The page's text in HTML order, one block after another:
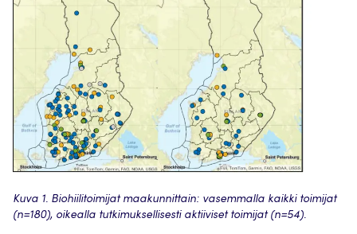
Kuva 1. Biohiilitoimijat maakunnittain: vasemmalla kaikki toimijat
(n=180), oikealla tutkimuksellisesti aktiiviset toimijat (n=54).